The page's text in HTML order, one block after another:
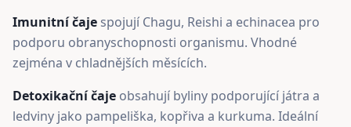
Imunitní čaje spojují Chagu, Reishi a echinacea pro
podporu obranyschopnosti organismu. Vhodné
zejména v chladnějších měsících.
Detoxikační čaje obsahují byliny podporující játra a
ledviny jako pampeliška, kopřiva a kurkuma. Ideální